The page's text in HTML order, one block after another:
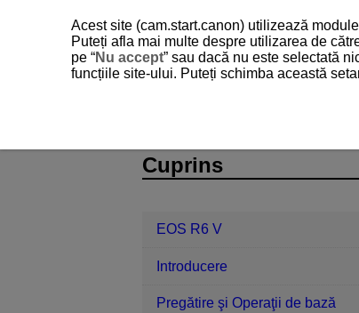
Cuprins
EOS R6 V
Introducere
Pregătire şi Operaţii de bază
Acest site (cam.start.canon) utilizează
Puteți afla mai multe despre utilizarea de
pe “Nu accept” sau dacă nu este selectată
funcțiile site-ului. Puteți schimba această